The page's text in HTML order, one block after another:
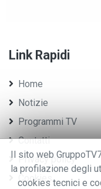
Link Rapidi
Home
Notizie
Programmi TV
Contatti
Privacy policy
Cookies
Il sito web
la profilazione degli
cookies tecnici e